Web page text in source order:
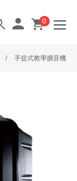
0
手提式教學擴音機